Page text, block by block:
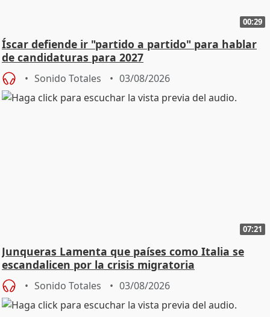
00:29
Íscar defiende ir "partido a partido" para hablar
de candidaturas para 2027
Sonido Totales 03/08/2026
07:21
Junqueras Lamenta que países como Italia se
escandalicen por la crisis migratoria
Sonido Totales 03/08/2026